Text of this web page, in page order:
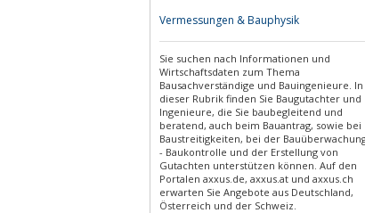
Vermessungen & Bauphysik
Sie suchen nach Informationen und
Wirtschaftsdaten zum Thema
Bausachverständige und Bauingenieure. In
dieser Rubrik finden Sie Baugutachter und
Ingenieure, die Sie baubegleitend und
beratend, auch beim Bauantrag, sowie bei
Baustreitigkeiten, bei der
- Baukontrolle und der Erstellung von
Gutachten unterstützen können. Auf den
Portalen axxus.de, axxus.at und axxus.ch
erwarten Sie Angebote aus Deutschland,
Österreich und der Schweiz.